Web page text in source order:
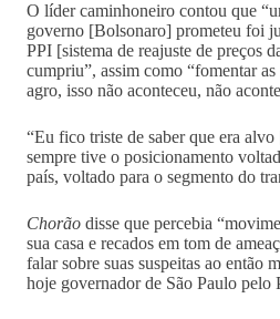
O líder caminhoneiro contou que
governo [Bolsonaro] prometeu foi
PPI [sistema de reajuste de preços
cumpriu”, assim como “fomentar
agro, isso não aconteceu, não
“Eu fico triste de saber que era
sempre tive o posicionamento
país, voltado para o segmento do
Chorão disse que percebia
sua casa e recados em tom de
falar sobre suas suspeitas ao então
hoje governador de São Paulo pelo